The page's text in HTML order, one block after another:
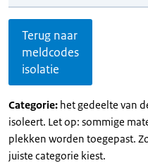
Terug naar
meldcodes
isolatie
Categorie: het gedeelte van
isoleert. Let op: sommige
plekken worden toegepast.
juiste categorie kiest.